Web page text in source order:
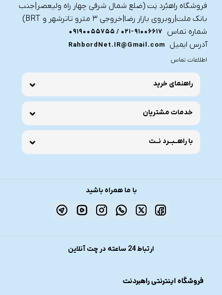
فروشگاه راهبُرد نِت (ضلع شمال شرقی چهار راه ولیعصر|جنب
بانک ملت|روبروی بازار رضا|خروجی ۳ مترو تاترشهر و BRT)‎‎
شماره تماس
021-91006617 / 09190055755
آدرس ایمیل
RahbordNet.IR@Gmail.com
اطلاعات تماس
راهنمای خرید
خدمات مشتریان
با راهــبــرد نــت
با ما همراه باشید
ارتباط 24 ساعته در چت آنلاین
فروشگاه اینترنتی راهبردنت